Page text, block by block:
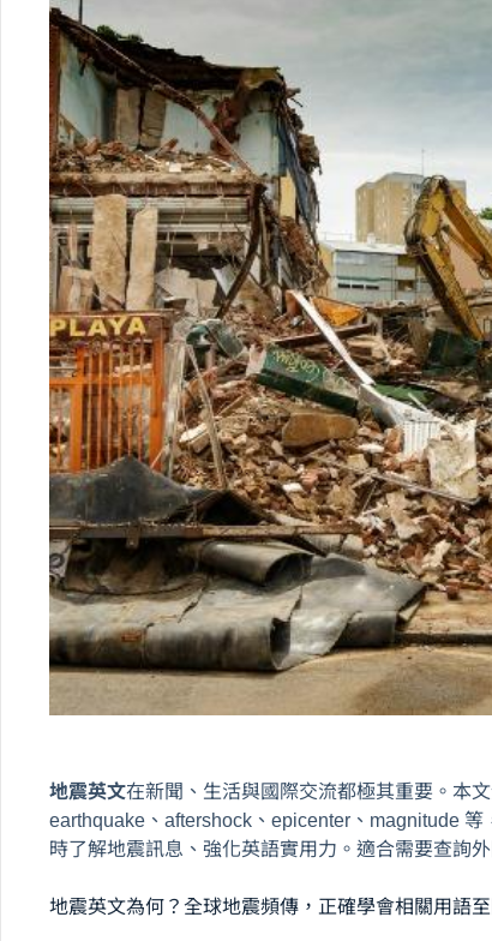
地震英文在新聞、生活與國際交流都極其重要。本
earthquake、aftershock、epicenter、magnitude 等
時了解地震訊息、強化英語實用力。適合需要查詢
地震英文為何？全球地震頻傳，正確學會相關用語